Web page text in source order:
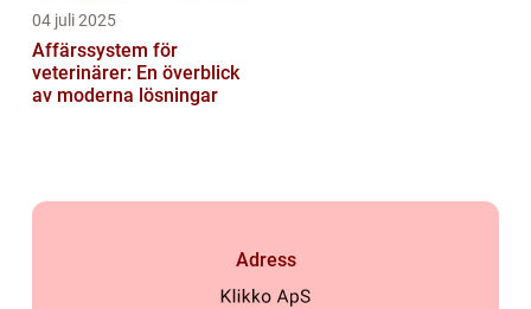
04 juli 2025
Affärssystem för
veterinärer: En överblick
av moderna lösningar
Adress